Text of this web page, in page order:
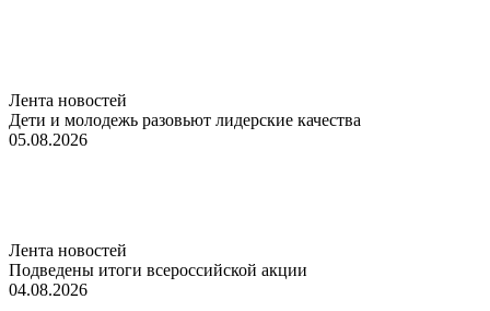
Лента новостей
Дети и молодежь разовьют лидерские качества
05.08.2026
Лента новостей
Подведены итоги всероссийской акции
04.08.2026